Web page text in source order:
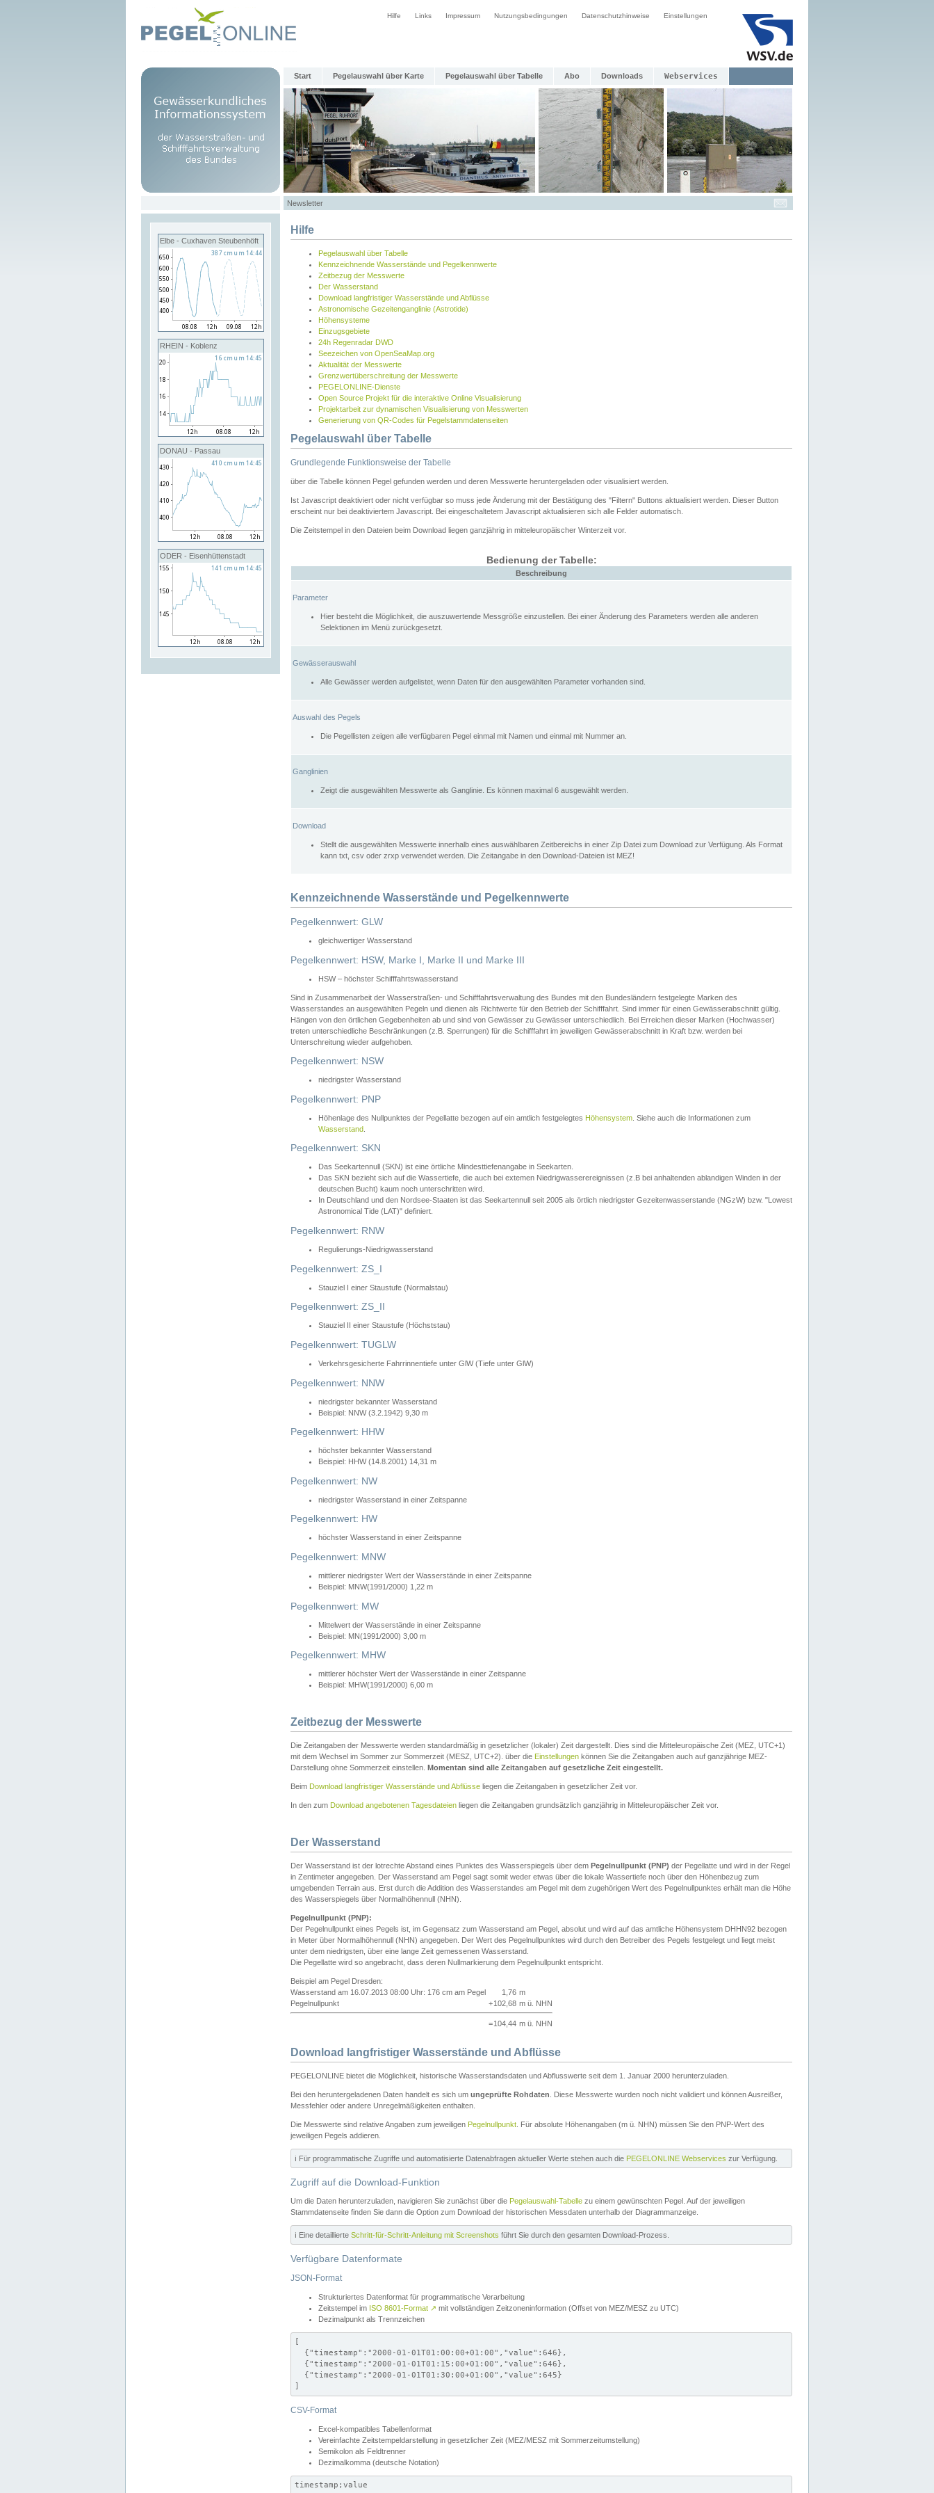
Hilfe Links Impressum Nutzungsbedingungen Datenschutzhinweise Einstellungen
Start Pegelauswahl über Karte Pegelauswahl über Tabelle Abo Downloads Webservices
Newsletter
Elbe - Cuxhaven Steubenhöft
RHEIN - Koblenz
DONAU - Passau
ODER - Eisenhüttenstadt
Hilfe
Pegelauswahl über Tabelle
Kennzeichnende Wasserstände und Pegelkennwerte
Zeitbezug der Messwerte
Der Wasserstand
Download langfristiger Wasserstände und Abflüsse
Astronomische Gezeitenganglinie (Astrotide)
Höhensysteme
Einzugsgebiete
24h Regenradar DWD
Seezeichen von OpenSeaMap.org
Aktualität der Messwerte
Grenzwertüberschreitung der Messwerte
PEGELONLINE-Dienste
Open Source Projekt für die interaktive Online Visualisierung
Projektarbeit zur dynamischen Visualisierung von Messwerten
Generierung von QR-Codes für Pegelstammdatenseiten
Pegelauswahl über Tabelle
Grundlegende Funktionsweise der Tabelle
über die Tabelle können Pegel gefunden werden und deren Messwerte heruntergeladen oder visualisiert werden.
Ist Javascript deaktiviert oder nicht verfügbar so muss jede Änderung mit der Bestätigung des "Filtern" Buttons aktualisiert werden. Dieser Button
erscheint nur bei deaktiviertem Javascript. Bei eingeschaltetem Javascript aktualisieren sich alle Felder automatisch.
Die Zeitstempel in den Dateien beim Download liegen ganzjährig in mitteleuropäischer Winterzeit vor.
Bedienung der Tabelle:
Beschreibung
Parameter
Hier besteht die Möglichkeit, die auszuwertende Messgröße einzustellen. Bei einer Änderung des Parameters werden alle anderen
Selektionen im Menü zurückgesetzt.
Gewässerauswahl
Alle Gewässer werden aufgelistet, wenn Daten für den ausgewählten Parameter vorhanden sind.
Auswahl des Pegels
Die Pegellisten zeigen alle verfügbaren Pegel einmal mit Namen und einmal mit Nummer an.
Ganglinien
Zeigt die ausgewählten Messwerte als Ganglinie. Es können maximal 6 ausgewählt werden.
Download
Stellt die ausgewählten Messwerte innerhalb eines auswählbaren Zeitbereichs in einer Zip Datei zum Download zur Verfügung. Als Format
kann txt, csv oder zrxp verwendet werden. Die Zeitangabe in den Download-Dateien ist MEZ!
Kennzeichnende Wasserstände und Pegelkennwerte
Pegelkennwert: GLW
gleichwertiger Wasserstand
Pegelkennwert: HSW, Marke I, Marke II und Marke III
HSW – höchster Schifffahrtswasserstand
Sind in Zusammenarbeit der Wasserstraßen- und Schifffahrtsverwaltung des Bundes mit den Bundesländern festgelegte Marken des
Wasserstandes an ausgewählten Pegeln und dienen als Richtwerte für den Betrieb der Schifffahrt. Sind immer für einen Gewässerabschnitt gültig.
Hängen von den örtlichen Gegebenheiten ab und sind von Gewässer zu Gewässer unterschiedlich. Bei Erreichen dieser Marken (Hochwasser)
treten unterschiedliche Beschränkungen (z.B. Sperrungen) für die Schifffahrt im jeweiligen Gewässerabschnitt in Kraft bzw. werden bei
Unterschreitung wieder aufgehoben.
Pegelkennwert: NSW
niedrigster Wasserstand
Pegelkennwert: PNP
Höhenlage des Nullpunktes der Pegellatte bezogen auf ein amtlich festgelegtes Höhensystem . Siehe auch die Informationen zum
Wasserstand
Pegelkennwert: SKN
Das Seekartennull (SKN) ist eine örtliche Mindesttiefenangabe in Seekarten.
Das SKN bezieht sich auf die Wassertiefe, die auch bei extemen Niedrigwasserereignissen (z.B bei anhaltenden ablandigen Winden in der
deutschen Bucht) kaum noch unterschritten wird.
In Deutschland und den Nordsee-Staaten ist das Seekartennull seit 2005 als örtlich niedrigster Gezeitenwasserstande (NGzW) bzw. "Lowest
Astronomical Tide (LAT)" definiert.
Pegelkennwert: RNW
Regulierungs-Niedrigwasserstand
Pegelkennwert: ZS_I
Stauziel I einer Staustufe (Normalstau)
Pegelkennwert: ZS_II
Stauziel II einer Staustufe (Höchststau)
Pegelkennwert: TUGLW
Verkehrsgesicherte Fahrrinnentiefe unter GlW (Tiefe unter GlW)
Pegelkennwert: NNW
niedrigster bekannter Wasserstand
Beispiel: NNW (3.2.1942) 9,30 m
Pegelkennwert: HHW
höchster bekannter Wasserstand
Beispiel: HHW (14.8.2001) 14,31 m
Pegelkennwert: NW
niedrigster Wasserstand in einer Zeitspanne
Pegelkennwert: HW
höchster Wasserstand in einer Zeitspanne
Pegelkennwert: MNW
mittlerer niedrigster Wert der Wasserstände in einer Zeitspanne
Beispiel: MNW(1991/2000) 1,22 m
Pegelkennwert: MW
Mittelwert der Wasserstände in einer Zeitspanne
Beispiel: MN(1991/2000) 3,00 m
Pegelkennwert: MHW
mittlerer höchster Wert der Wasserstände in einer Zeitspanne
Beispiel: MHW(1991/2000) 6,00 m
Zeitbezug der Messwerte
Die Zeitangaben der Messwerte werden standardmäßig in gesetzlicher (lokaler) Zeit dargestellt. Dies sind die Mitteleuropäische Zeit (MEZ, UTC+1)
mit dem Wechsel im Sommer zur Sommerzeit (MESZ, UTC+2). über die Einstellungen können Sie die Zeitangaben auch auf ganzjährige MEZ-
Darstellung ohne Sommerzeit einstellen. Momentan sind alle Zeitangaben auf gesetzliche Zeit eingestellt.
Beim Download langfristiger Wasserstände und Abflüsse liegen die Zeitangaben in gesetzlicher Zeit vor.
In den zum Download angebotenen Tagesdateien liegen die Zeitangaben grundsätzlich ganzjährig in Mitteleuropäischer Zeit vor.
Der Wasserstand
Der Wasserstand ist der lotrechte Abstand eines Punktes des Wasserspiegels über dem Pegelnullpunkt (PNP) der Pegellatte und wird in der Regel
in Zentimeter angegeben. Der Wasserstand am Pegel sagt somit weder etwas über die lokale Wassertiefe noch über den Höhenbezug zum
umgebenden Terrain aus. Erst durch die Addition des Wasserstandes am Pegel mit dem zugehörigen Wert des Pegelnullpunktes erhält man die Höhe
des Wasserspiegels über Normalhöhennull (NHN).
Pegelnullpunkt (PNP):
Der Pegelnullpunkt eines Pegels ist, im Gegensatz zum Wasserstand am Pegel, absolut und wird auf das amtliche Höhensystem DHHN92 bezogen
in Meter über Normalhöhennull (NHN) angegeben. Der Wert des Pegelnullpunktes wird durch den Betreiber des Pegels festgelegt und liegt meist
unter dem niedrigsten, über eine lange Zeit gemessenen Wasserstand.
Die Pegellatte wird so angebracht, dass deren Nullmarkierung dem Pegelnullpunkt entspricht.
Beispiel am Pegel Dresden:
Wasserstand am 16.07.2013 08:00 Uhr: 176 cm am Pegel
1,76 m
Pegelnullpunkt
+102,68 m ü. NHN
=104,44 m ü. NHN
Download langfristiger Wasserstände und Abflüsse
PEGELONLINE bietet die Möglichkeit, historische Wasserstandsdaten und Abflusswerte seit dem 1. Januar 2000 herunterzuladen.
Bei den heruntergeladenen Daten handelt es sich um ungeprüfte Rohdaten . Diese Messwerte wurden noch nicht validiert und können Ausreißer,
Messfehler oder andere Unregelmäßigkeiten enthalten.
Die Messwerte sind relative Angaben zum jeweiligen Pegelnullpunkt . Für absolute Höhenangaben (m ü. NHN) müssen Sie den PNP-Wert des
jeweiligen Pegels addieren.
ℹ️ Für programmatische Zugriffe und automatisierte Datenabfragen aktueller Werte stehen auch die PEGELONLINE Webservices zur Verfügung.
Zugriff auf die Download-Funktion
Um die Daten herunterzuladen, navigieren Sie zunächst über die Pegelauswahl-Tabelle zu einem gewünschten Pegel. Auf der jeweiligen
Stammdatenseite finden Sie dann die Option zum Download der historischen Messdaten unterhalb der Diagrammanzeige.
ℹ️ Eine detaillierte Schritt-für-Schritt-Anleitung mit Screenshots führt Sie durch den gesamten Download-Prozess.
Verfügbare Datenformate
JSON-Format
Strukturiertes Datenformat für programmatische Verarbeitung
Zeitstempel im ISO 8601-Format ↗ mit vollständigen Zeitzoneninformation (Offset von MEZ/MESZ zu UTC)
Dezimalpunkt als Trennzeichen
[
  {"timestamp":"2000-01-01T01:00:00+01:00","value":646},
  {"timestamp":"2000-01-01T01:15:00+01:00","value":646},
  {"timestamp":"2000-01-01T01:30:00+01:00","value":645}
]
CSV-Format
Excel-kompatibles Tabellenformat
Vereinfachte Zeitstempeldarstellung in gesetzlicher Zeit (MEZ/MESZ mit Sommerzeitumstellung)
Semikolon als Feldtrenner
Dezimalkomma (deutsche Notation)
timestamp;value